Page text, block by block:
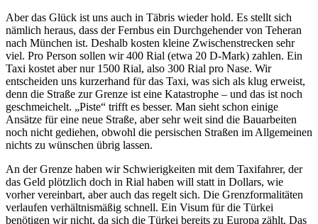
Aber das Glück ist uns auch in Täbris wieder hold. Es stellt sich
nämlich heraus, dass der Fernbus ein Durchgehender von Teheran
nach München ist. Deshalb kosten kleine Zwischenstrecken sehr
viel. Pro Person sollen wir 400 Rial (etwa 20 D-Mark) zahlen. Ein
Taxi kostet aber nur 1500 Rial, also 300 Rial pro Nase. Wir
entscheiden uns kurzerhand für das Taxi, was sich als klug erweist,
denn die Straße zur Grenze ist eine Katastrophe – und das ist noch
geschmeichelt.
Piste
trifft es besser. Man sieht schon einige
Ansätze für eine neue Straße, aber sehr weit sind die Bauarbeiten
noch nicht gediehen, obwohl die persischen Straßen im Allgemeinen
nichts zu wünschen übrig lassen.
An der Grenze haben wir Schwierigkeiten mit dem Taxifahrer, der
das Geld plötzlich doch in Rial haben will statt in Dollars, wie
vorher vereinbart, aber auch das regelt sich. Die Grenzformalitäten
verlaufen verhältnismäßig schnell. Ein Visum für die Türkei
benötigen wir nicht, da sich die Türkei bereits zu Europa zählt. Das